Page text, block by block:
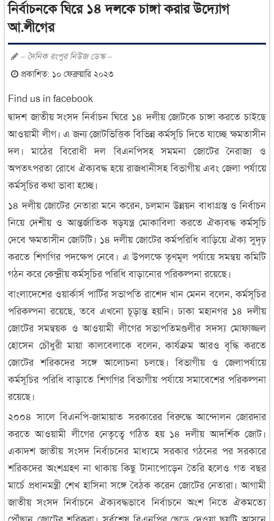
নির্বাচনকে ঘিরে ১৪ দলকে চাঙ্গা করার উদ্যোগ
আ.লীগের
– দৈনিক রংপুর নিউজ ডেস্ক –
প্রকাশিত: ১০ ফেব্রুয়ারি ২০২৩
Find us in facebook
দ্বাদশ জাতীয় সংসদ নির্বাচন ঘিরে ১৪ দলীয় জোটকে চাঙ্গা করতে চাইছে
আওয়ামী লীগ। এ জন্য জোটভিত্তিক বিভিন্ন কর্মসূচি দিতে যাচ্ছে ক্ষমতাসীন
দল। মাঠের বিরোধী দল বিএনপিসহ সমমনা জোটের নৈরাজ্য ও
অপতৎপরতা রোধে ঐক্যবদ্ধ হয়ে রাজধানীসহ বিভাগীয় এবং জেলা পর্যায়ে
কর্মসূচির কথা ভাবা হচ্ছে।
১৪ দলীয় জোটের নেতারা মনে করেন, চলমান উন্নয়ন বাধাগ্রস্ত ও নির্বাচন
নিয়ে দেশীয় ও আন্তর্জাতিক ষড়যন্ত্র মোকাবিলা করতে ঐক্যবদ্ধ কর্মসূচি
দেবে ক্ষমতাসীন জোটটি। ১৪ দলীয় জোটের কর্মপরিধি বাড়িয়ে ঐক্য সুদৃঢ়
করতে শিগগির পদক্ষেপ নেবে। এ উপলক্ষে তৃণমূল পর্যায়ে সমন্বয় কমিটি
গঠন করে কেন্দ্রীয় কর্মসূচির পরিধি বাড়ানোর পরিকল্পনা রয়েছে।
বাংলাদেশের ওয়ার্কার্স পার্টির সভাপতি রাশেদ খান মেনন বলেন, কর্মসূচির
পরিকল্পনা রয়েছে, তবে এখনো চূড়ান্ত হয়নি। ঢাকা মহানগর ১৪ দলীয়
জোটের সমন্বয়ক ও আওয়ামী লীগের সভাপতিমণ্ডলীর সদস্য মোফাজ্জল
হোসেন চৌধুরী মায়া কালবেলাকে বলেন, কার্যক্রম আরও বৃদ্ধি করতে
জোটের শরিকদের সঙ্গে আলোচনা চলছে। বিভাগীয় ও জেলাপর্যায়ে
কর্মসূচির পরিধি বাড়াতে শিগগির বিভাগীয় পর্যায়ে সমাবেশের পরিকল্পনা
রয়েছে।
২০০৪ সালে বিএনপি-জামায়াত সরকারের বিরুদ্ধে আন্দোলন জোরদার
করতে আওয়ামী লীগের নেতৃত্বে গঠিত হয় ১৪ দলীয় আদর্শিক জোট।
একাদশ জাতীয় সংসদ নির্বাচনের মাধ্যমে সরকার গঠনের পর সরকারে
শরিকদের অংশগ্রহণ না থাকায় কিছু টানাপোড়েন তৈরি হলেও গত বছর
মার্চে প্রধানমন্ত্রী শেখ হাসিনা সঙ্গে বৈঠক করেন জোটের নেতারা। আগামী
জাতীয় সংসদ নির্বাচনে ঐক্যবদ্ধভাবে নির্বাচনে অংশ নিতে ঐকমত্যে